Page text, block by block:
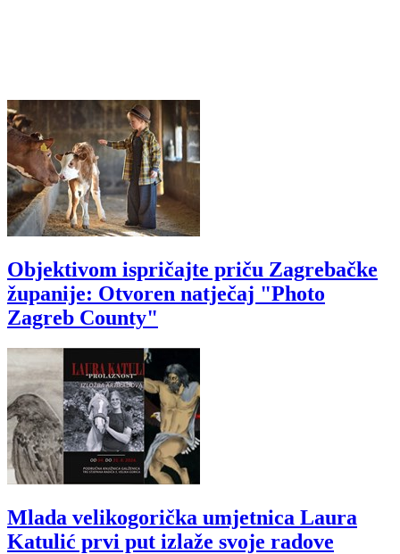
Objektivom ispričajte priču Zagrebačke
županije: Otvoren natječaj "Photo
Zagreb County"
Mlada velikogorička umjetnica Laura
Katulić prvi put izlaže svoje radove